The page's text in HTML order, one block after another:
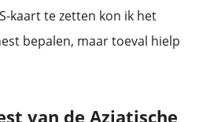
kaart te zetten kon ik het
bepalen, maar toeval hielp
van de Aziatische